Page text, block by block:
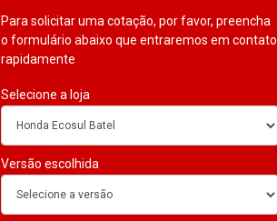
Para solicitar uma cotação, por favor, preencha
o formulário abaixo que entraremos em contato
rapidamente
Selecione a loja
Versão escolhida